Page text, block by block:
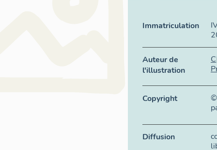
Immatriculation
Auteur de
l'illustration
Copyright
Diffusion